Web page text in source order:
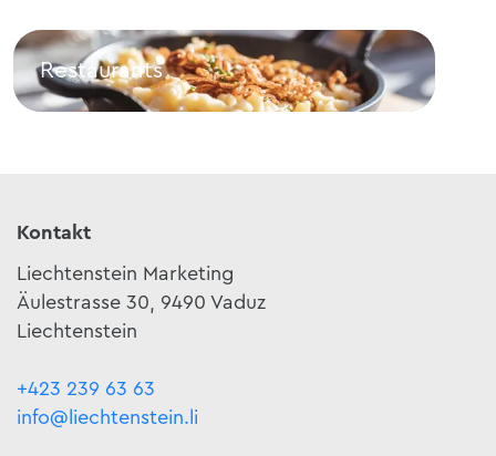
Restaurants
Restaurants
Kontakt
Liechtenstein Marketing
Äulestrasse 30, 9490 Vaduz
Liechtenstein
+423 239 63 63
info@liechtenstein.li